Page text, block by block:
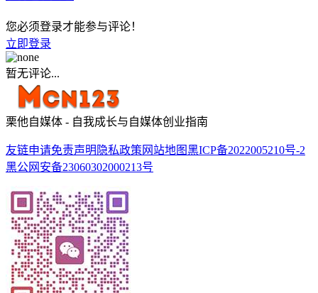
您必须登录才能参与评论！
立即登录
暂无评论...
栗他自媒体 - 自我成长与自媒体创业指南
友链申请免责声明 隐私政策 网站地图黑ICP备2022005210号-2
黑公网安备23060302000213号